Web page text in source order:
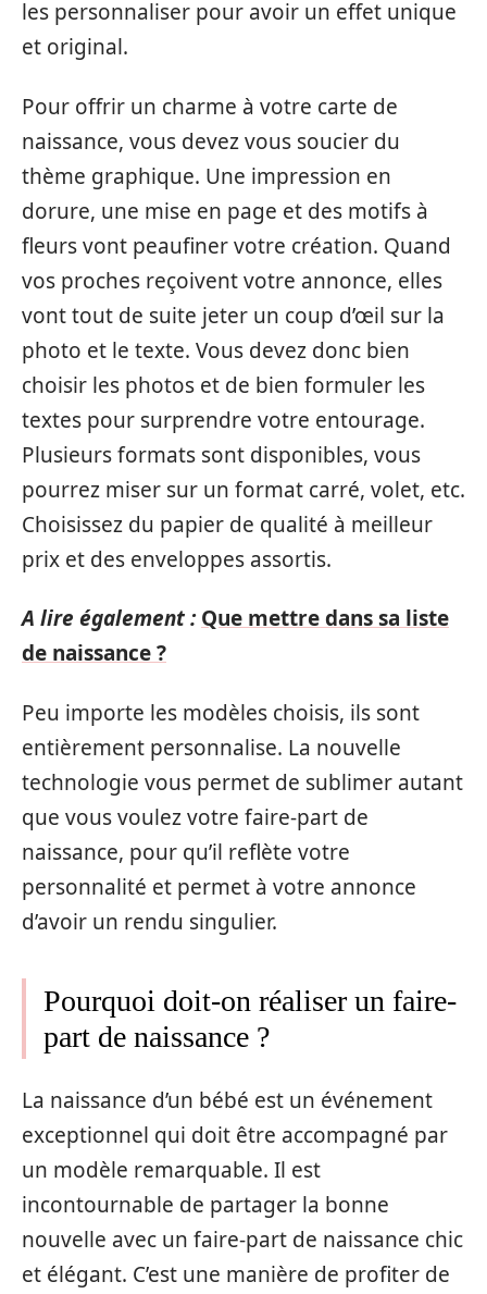
les personnaliser pour avoir un effet unique
et original.
Pour offrir un charme à votre carte de
naissance, vous devez vous soucier du
thème graphique. Une impression en
dorure, une mise en page et des motifs à
fleurs vont peaufiner votre création. Quand
vos proches reçoivent votre annonce, elles
vont tout de suite jeter un coup d’œil sur la
photo et le texte. Vous devez donc bien
choisir les photos et de bien formuler les
textes pour surprendre votre entourage.
Plusieurs formats sont disponibles, vous
pourrez miser sur un format carré, volet, etc.
Choisissez du papier de qualité à meilleur
prix et des enveloppes assortis.
A lire également : Que mettre dans sa liste
de naissance ?
Peu importe les modèles choisis, ils sont
entièrement personnalise. La nouvelle
technologie vous permet de sublimer autant
que vous voulez votre faire-part de
naissance, pour qu’il reflète votre
personnalité et permet à votre annonce
d’avoir un rendu singulier.
Pourquoi doit-on réaliser un faire-
part de naissance ?
La naissance d’un bébé est un événement
exceptionnel qui doit être accompagné par
un modèle remarquable. Il est
incontournable de partager la bonne
nouvelle avec un faire-part de naissance chic
et élégant. C’est une manière de profiter de